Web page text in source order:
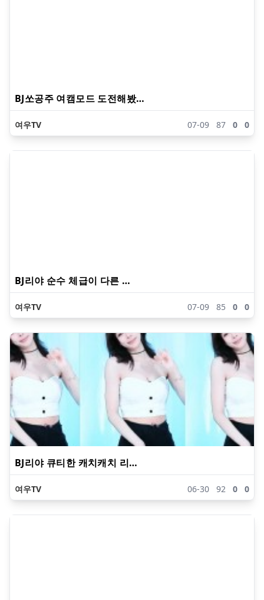
BJ쏘공주 여캠모드 도전해봤…
여우TV 07-09 87 0 0
BJ리야 순수 체급이 다른 …
여우TV 07-09 85 0 0
BJ리야 큐티한 캐치캐치 리…
여우TV 06-30 92 0 0